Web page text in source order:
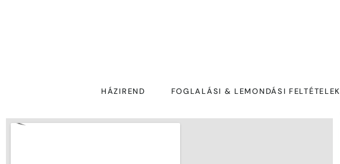
HÁZIREND FOGLALÁSI & LEMONDÁSI FELTÉTELEK